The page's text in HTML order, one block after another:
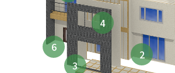
2
3
4
6